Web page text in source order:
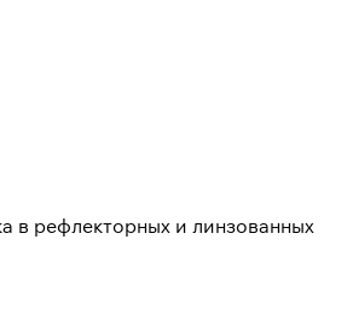
в рефлекторных и линзованных